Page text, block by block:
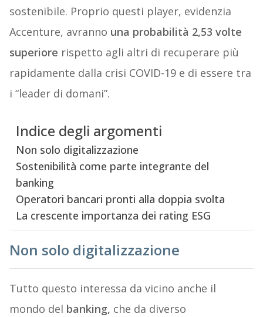
sostenibile. Proprio questi player, evidenzia
Accenture, avranno una probabilità 2,53 volte
superiore rispetto agli altri di recuperare più
rapidamente dalla crisi COVID-19 e di essere tra
i “leader di domani”.
Indice degli argomenti
Non solo digitalizzazione
Sostenibilità come parte integrante del
banking
Operatori bancari pronti alla doppia svolta
La crescente importanza dei rating ESG
Non solo digitalizzazione
Tutto questo interessa da vicino anche il
mondo del banking, che da diverso